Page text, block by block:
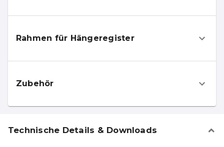
Rahmen für Hängeregister
Zubehör
Technische Details & Downloads